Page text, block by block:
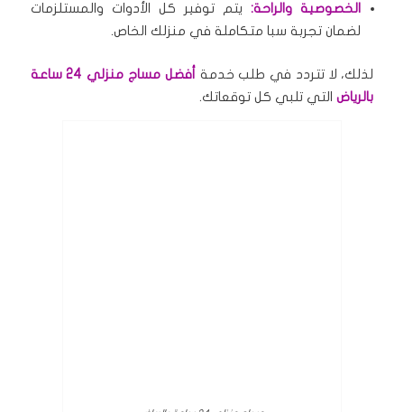
الخصوصية والراحة:يتم توفير كل الأدوات والمستلزمات
لضمان تجربة سبا متكاملة في منزلك الخاص.
لذلك، لا تتردد في طلب خدمة
أفضل مساج منزلي 24 ساعة
بالرياضالتي تلبي كل توقعاتك.